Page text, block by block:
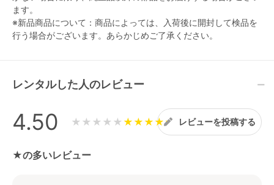
ます。
※新品商品について：商品によっては、入荷後に開封して検品を
行う場合がございます。あらかじめご了承ください。
レンタルした人のレビュー
4.50 ★★★★★ レビューを投稿する
★の多いレビュー